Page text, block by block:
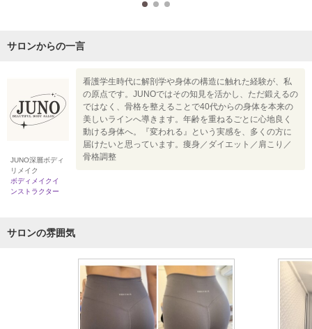
サロンからの一言
JUNO深層ボディ
リメイク
ボディメイクイ
ンストラクター
看護学生時代に解剖学や身体の構造に触れた経験が、私
の原点です。JUNOではその知見を活かし、ただ鍛えるの
ではなく、骨格を整えることで40代からの身体を本来の
美しいラインへ導きます。年齢を重ねるごとに心地良く
動ける身体へ。『変われる』という実感を、多くの方に
届けたいと思っています。痩身／ダイエット／肩こり／
骨格調整
サロンの雰囲気